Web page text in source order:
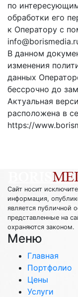
по
обработки его
к Оператору с
В данном
изменения
данных
бессрочно до
Актуальная
расположена в
https://
Сайт носит
информация,
является публичной
представленные на
охраняются законом.
Меню
Главная
Портфолио
Цены
Услуги